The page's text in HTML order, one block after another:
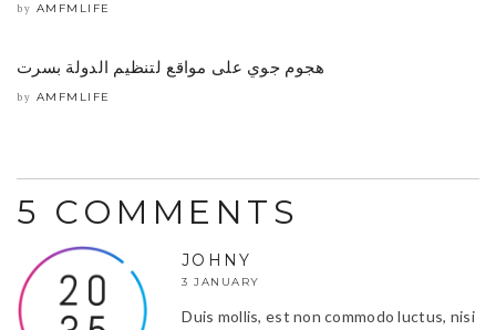
by AMFMLIFE
هجوم جوي على مواقع لتنظيم الدولة بسرت
by AMFMLIFE
5 COMMENTS
JOHNY
3 JANUARY
Duis mollis, est non commodo luctus, nisi